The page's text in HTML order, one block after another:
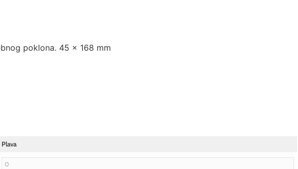
poklona. 45 x 168 mm
Plava